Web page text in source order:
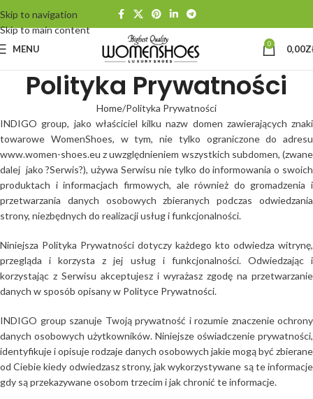
Skip to navigation
Skip to main content
MENU 0 0,00
Polityka Prywatności
Home Polityka Prywatności
INDIGO group, jako właściciel kilku nazw domen zawierających znaki
towarowe WomenShoes, w tym, nie tylko ograniczone do adresu
www.women-shoes.eu z uwzględnieniem wszystkich subdomen, (zwane
dalej jako ?Serwis?), używa Serwisu nie tylko do informowania o swoich
produktach i informacjach firmowych, ale również do gromadzenia i
przetwarzania danych osobowych zbieranych podczas odwiedzania
strony, niezbędnych do realizacji usług i funkcjonalności.
Niniejsza Polityka Prywatności dotyczy każdego kto odwiedza witrynę,
przegląda i korzysta z jej usług i funkcjonalności. Odwiedzając i
korzystając z Serwisu akceptujesz i wyrażasz zgodę na przetwarzanie
danych w sposób opisany w Polityce Prywatności.
INDIGO group szanuje Twoją prywatność i rozumie znaczenie ochrony
danych osobowych użytkowników. Niniejsze oświadczenie prywatności,
identyfikuje i opisuje rodzaje danych osobowych jakie mogą być zbierane
od Ciebie kiedy odwiedzasz strony, jak wykorzystywane są te informacje
gdy są przekazywane osobom trzecim i jak chronić te informacje.